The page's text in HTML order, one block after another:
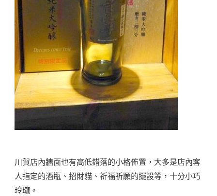
川賀店內牆面也有高低錯落的小格佈置，大多是店內客
人指定的酒瓶、招財貓、祈福祈願的擺設等，十分小巧
玲瓏。